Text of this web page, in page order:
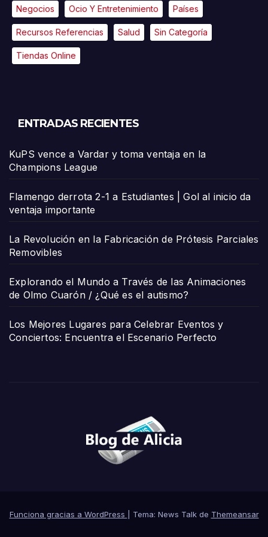
Negocios Ocio Y Entretenimiento Países
Recursos Referencias Salud Sin Categoría
Tiendas Online
ENTRADAS RECIENTES
KuPS vence a Vardar y toma ventaja en la
Champions League
Flamengo derrota 2-1 a Estudiantes | Gol al inicio da
ventaja importante
La Revolución en la Fabricación de Prótesis Parciales
Removibles
Explorando el Mundo a Través de las Animaciones
de Olmo Cuarón / ¿Qué es el autismo?
Los Mejores Lugares para Celebrar Eventos y
Conciertos: Encuentra el Escenario Perfecto
Funciona gracias a WordPress Tema: News Talk de Themeansar